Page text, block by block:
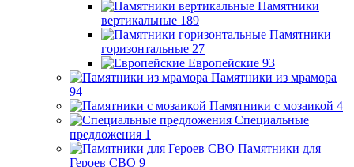
Памятники
вертикальные 189
Памятники
горизонтальные 27
Европейские 93
Памятники из мрамора
94
Памятники с мозаикой 4
Специальные
предложения 1
Памятники для
Героев СВО 9